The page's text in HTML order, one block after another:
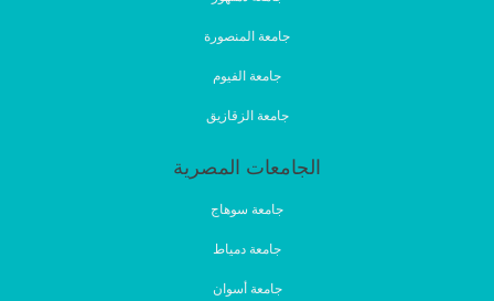
جامعة المنصورة
جامعة الفيوم
جامعة الزقازيق
الجامعات المصرية
جامعة سوهاج
جامعة دمياط
جامعة أسوان